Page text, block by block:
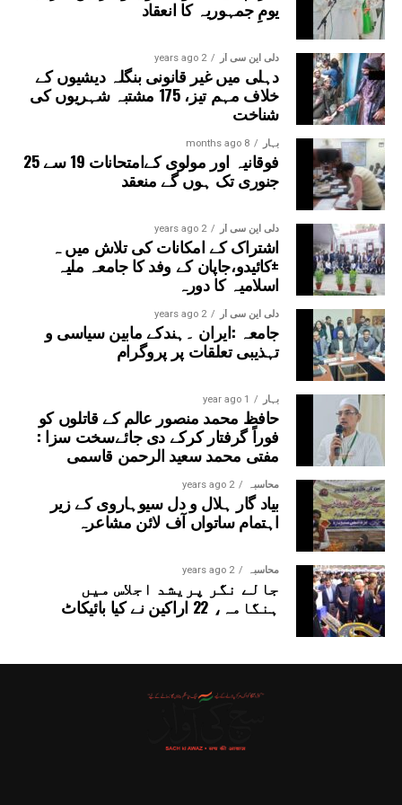
یومِ جمہوریہ کا انعقاد
دلی این سی آر 2 years ago
دہلی میں غیر قانونی بنگلہ دیشیوں کے
خلاف مہم تیز، 175 مشتبہ شہریوں کی
شناخت
بہار 8 months ago
فوقانیہ اور مولوی کےامتحانات 19 سے 25
جنوری تک ہوں گے منعقد
دلی این سی آر 2 years ago
اشتراک کے امکانات کی تلاش میں ہ
±کائیدو،جاپان کے وفد کا جامعہ ملیہ
اسلامیہ کا دورہ
دلی این سی آر 2 years ago
جامعہ :ایران ۔ہندکے مابین سیاسی و
تہذیبی تعلقات پر پروگرام
بہار 1 year ago
حافظ محمد منصور عالم کے قاتلوں کو
فوراً گرفتار کرکے دی جائےسخت سزا :
مفتی محمد سعید الرحمن قاسمی
محاسبہ 2 years ago
بیاد گار ہلال و دل سیوہاروی کے زیر
اہتمام ساتواں آف لائن مشاعرہ
محاسبہ 2 years ago
جالے نگر پریشد اجلاس میں
ہنگامہ، 22 اراکین نے کیا بائیکاٹ